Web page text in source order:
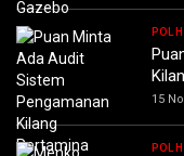
15